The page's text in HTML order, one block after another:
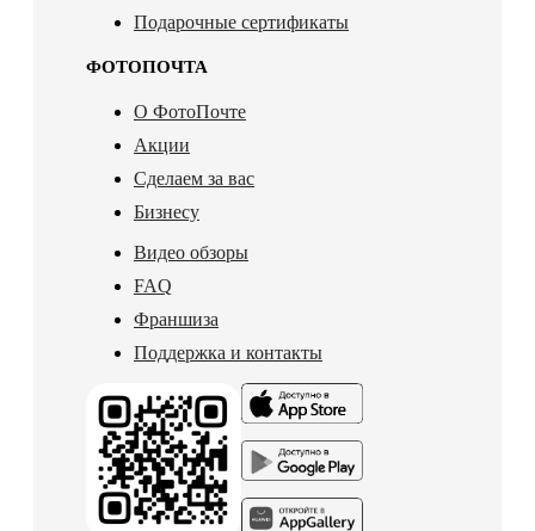
Подарочные сертификаты
ФОТОПОЧТА
О ФотоПочте
Акции
Сделаем за вас
Бизнесу
Видео обзоры
FAQ
Франшиза
Поддержка и контакты